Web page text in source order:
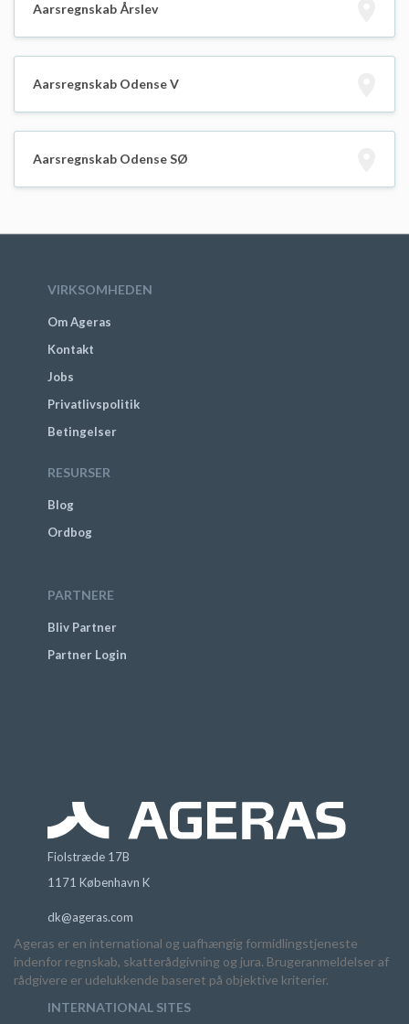
Aarsregnskab Årslev
Aarsregnskab Odense V
Aarsregnskab Odense SØ
VIRKSOMHEDEN
Om Ageras
Kontakt
Jobs
Privatlivspolitik
Betingelser
RESURSER
Blog
Ordbog
PARTNERE
Bliv Partner
Partner Login
Fiolstræde 17B
1171 København K
dk@ageras.com
Ageras er en international og uafhængig formidlingstjeneste
indenfor regnskab, skatterådgivning og jura. Brugeranmeldelser af
rådgivere er udelukkende baseret på objektive kriterier.
INTERNATIONAL SITES